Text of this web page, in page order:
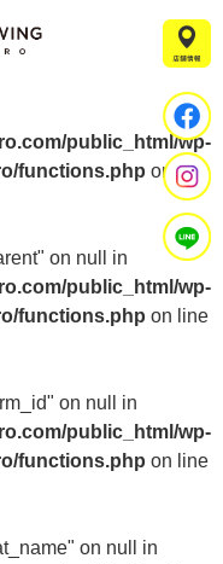
public_html/wp-
functions.php on line
on null in
public_html/wp-
functions.php on line
on null in
public_html/wp-
functions.php on line
on null in